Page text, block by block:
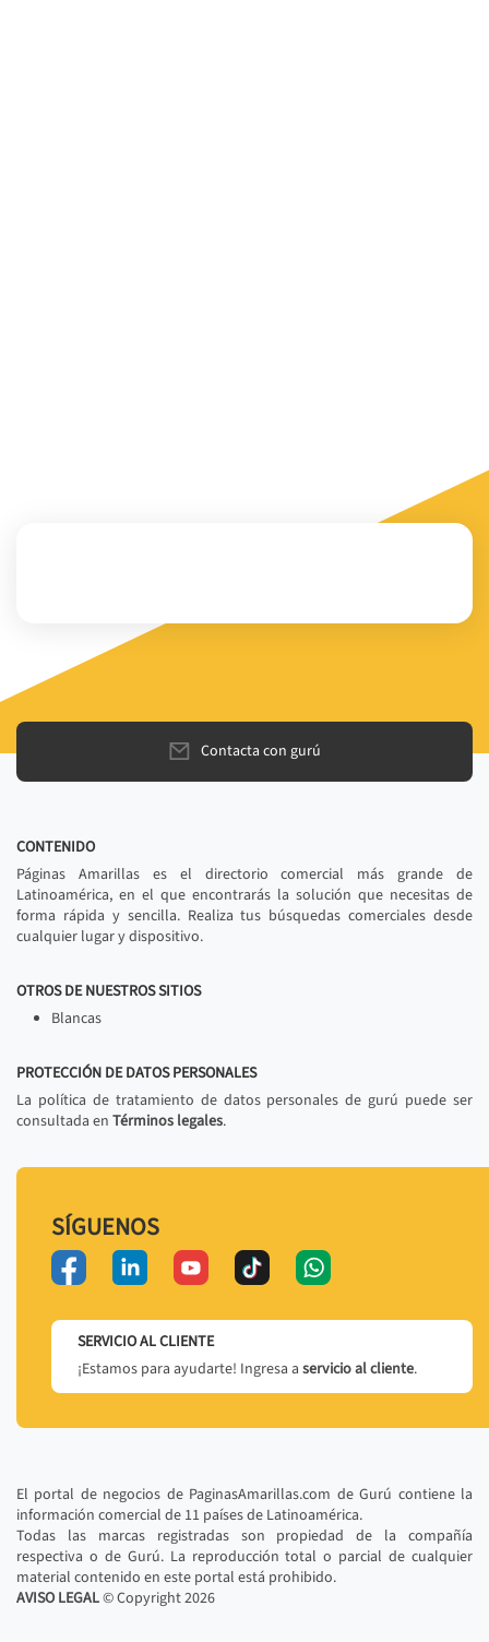
Contacta con gurú
CONTENIDO
Páginas Amarillas es el directorio comercial más grande de
Latinoamérica, en el que encontrarás la solución que necesitas de
forma rápida y sencilla. Realiza tus búsquedas comerciales desde
cualquier lugar y dispositivo.
OTROS DE NUESTROS SITIOS
Blancas
PROTECCIÓN DE DATOS PERSONALES
La política de tratamiento de datos personales de gurú puede ser
consultada en Términos legales.
SÍGUENOS
SERVICIO AL CLIENTE
¡Estamos para ayudarte! Ingresa a servicio al cliente.
El portal de negocios de PaginasAmarillas.com de Gurú contiene la
información comercial de 11 países de Latinoamérica.
Todas las marcas registradas son propiedad de la compañía
respectiva o de Gurú. La reproducción total o parcial de cualquier
material contenido en este portal está prohibido.
AVISO LEGAL© Copyright2026